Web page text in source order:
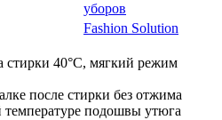
уборов
Fashion Solution
стирки 40°C, мягкий режим
после стирки без отжима
температуре подошвы утюга